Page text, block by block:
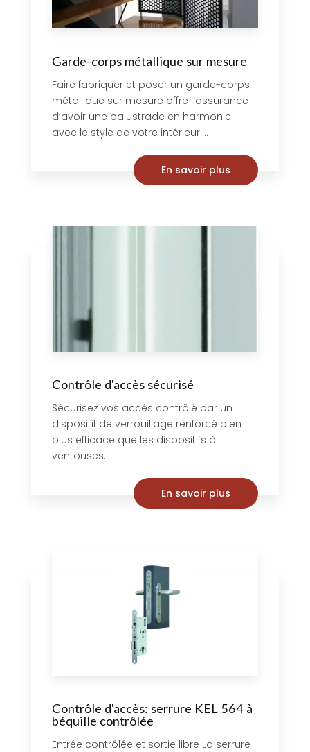
Garde-corps métallique sur mesure
Faire fabriquer et poser un garde-corps
métallique sur mesure offre l’assurance
d’avoir une balustrade en harmonie
avec le style de votre intérieur....
En savoir plus
Contrôle d'accès sécurisé
Sécurisez vos accès contrôlé par un
dispositif de verrouillage renforcé bien
plus efficace que les dispositifs à
ventouses....
En savoir plus
Contrôle d'accès: serrure KEL 564 à
béquille contrôlée
Entrée contrôlée et sortie libre La serrure